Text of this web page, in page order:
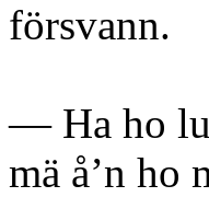
försvann.
— Ha ho
mä å’n ho